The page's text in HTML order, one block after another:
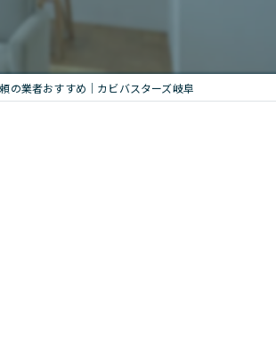
業者おすすめ｜カビバスターズ岐阜